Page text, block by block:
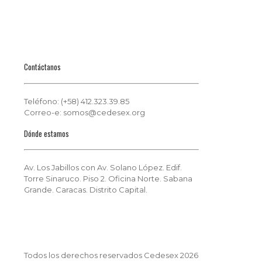
Contáctanos
Teléfono: (+58) 412.323.39.85
Correo-e: somos@cedesex.org
Dónde estamos
Av. Los Jabillos con Av. Solano López. Edif.
Torre Sinaruco. Piso 2. Oficina Norte. Sabana
Grande. Caracas. Distrito Capital.
Todos los derechos reservados Cedesex 2026